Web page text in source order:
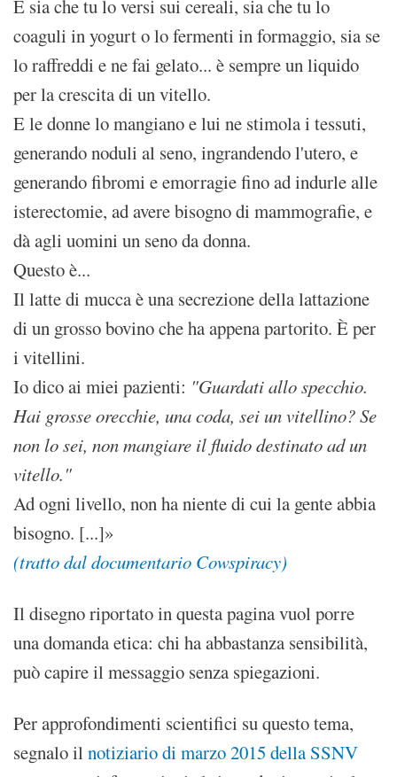
E sia che tu lo versi sui cereali, sia che tu lo
coaguli in yogurt o lo fermenti in formaggio, sia se
lo raffreddi e ne fai gelato... è sempre un liquido
per la crescita di un vitello.
E le donne lo mangiano e lui ne stimola i tessuti,
generando noduli al seno, ingrandendo l'utero, e
generando fibromi e emorragie fino ad indurle alle
isterectomie, ad avere bisogno di mammografie, e
dà agli uomini un seno da donna.
Questo è...
Il latte di mucca è una secrezione della lattazione
di un grosso bovino che ha appena partorito. È per
i vitellini.
Io dico ai miei pazienti: "Guardati allo specchio.
Hai grosse orecchie, una coda, sei un vitellino? Se
non lo sei, non mangiare il fluido destinato ad un
vitello."
Ad ogni livello, non ha niente di cui la gente abbia
bisogno. [...]»
(tratto dal documentario Cowspiracy)
Il disegno riportato in questa pagina vuol porre
una domanda etica: chi ha abbastanza sensibilità,
può capire il messaggio senza spiegazioni.
Per approfondimenti scientifici su questo tema,
segnalo il notiziario di marzo 2015 della SSNV